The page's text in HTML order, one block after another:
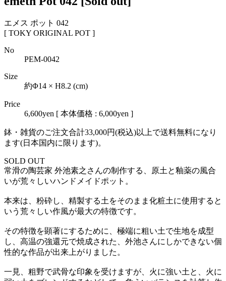
エメス ポット 042
[ TOKY ORIGINAL POT ]
No
PEM-0042
Size
約Φ14 × H8.2 (cm)
Price
6,600yen [ 本体価格 : 6,000yen ]
鉢・雑貨のご注文合計33,000円(税込)以上で送料無料になり
ます(日本国内に限ります)。
SOLD OUT
常滑の陶芸家 外池素之さんの制作する、原土と釉薬の風合
いが荒々しいハンドメイドポット。
本来は、粉砕し、精製する土をそのまま化粧土に使用すると
いう荒々しい作風が最大の特徴です。
その特徴を顕著にするために、極端に粗い土で生地を成型
し、高温の強還元で焼成された、外池さんにしかできない個
性的な作品が出来上がりました。
一見、粗野で武骨な印象を受けますが、火に強い土と、火に